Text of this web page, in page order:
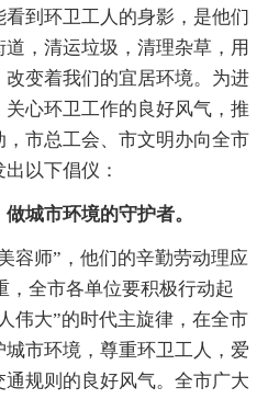
到环卫工人的身影，是他们
，清运垃圾，清理杂草，用
变着我们的宜居环境。为进
心环卫工作的良好风气，推
市总工会、市文明办向全市
以下倡仪：
城市环境的守护者。
师”，他们的辛勤劳动理应
，全市各单位要积极行动起
伟大”的时代主旋律，在全市
市环境，尊重环卫工人，爱
规则的良好风气。全市广大